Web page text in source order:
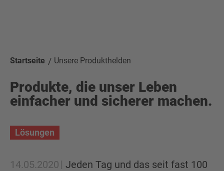
Startseite Unsere Produkthelden
Produkte, die unser Leben
einfacher und sicherer machen.
Lösungen
14.05.2020 Jeden Tag und das seit fast 100